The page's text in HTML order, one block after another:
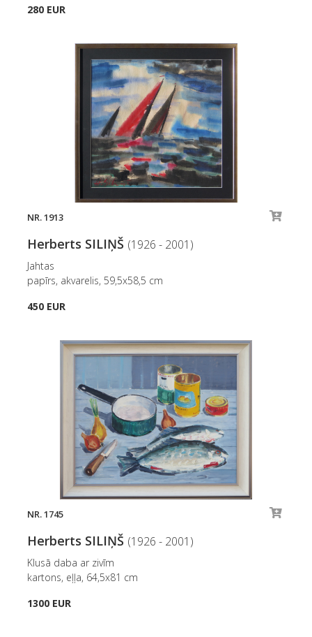
280 EUR
NR. 1913
Herberts SILIŅŠ (1926 - 2001)
Jahtas
papīrs, akvarelis, 59,5x58,5 cm
450 EUR
NR. 1745
Herberts SILIŅŠ (1926 - 2001)
Klusā daba ar zivīm
kartons, eļļa, 64,5x81 cm
1300 EUR